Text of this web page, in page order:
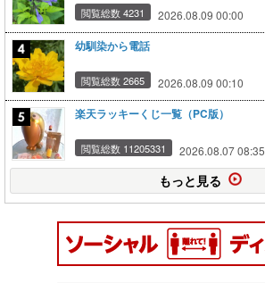
閲覧総数 4231 2026.08.09 00:00
幼馴染から電話
閲覧総数 2665 2026.08.09 00:10
楽天ラッキーくじ一覧（PC版）
閲覧総数 11205331 2026.08.07 08:35
もっと見る